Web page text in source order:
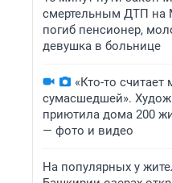
смертельным ДТП на
погиб пенсионер,
девушка в больнице
«Кто-то считает
сумасшедшей».
приютила дома 200
— фото и видео
На популярных у